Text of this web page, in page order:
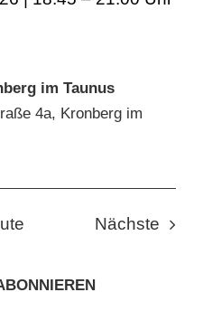
im Taunus
4a, Kronberg im
Nächste